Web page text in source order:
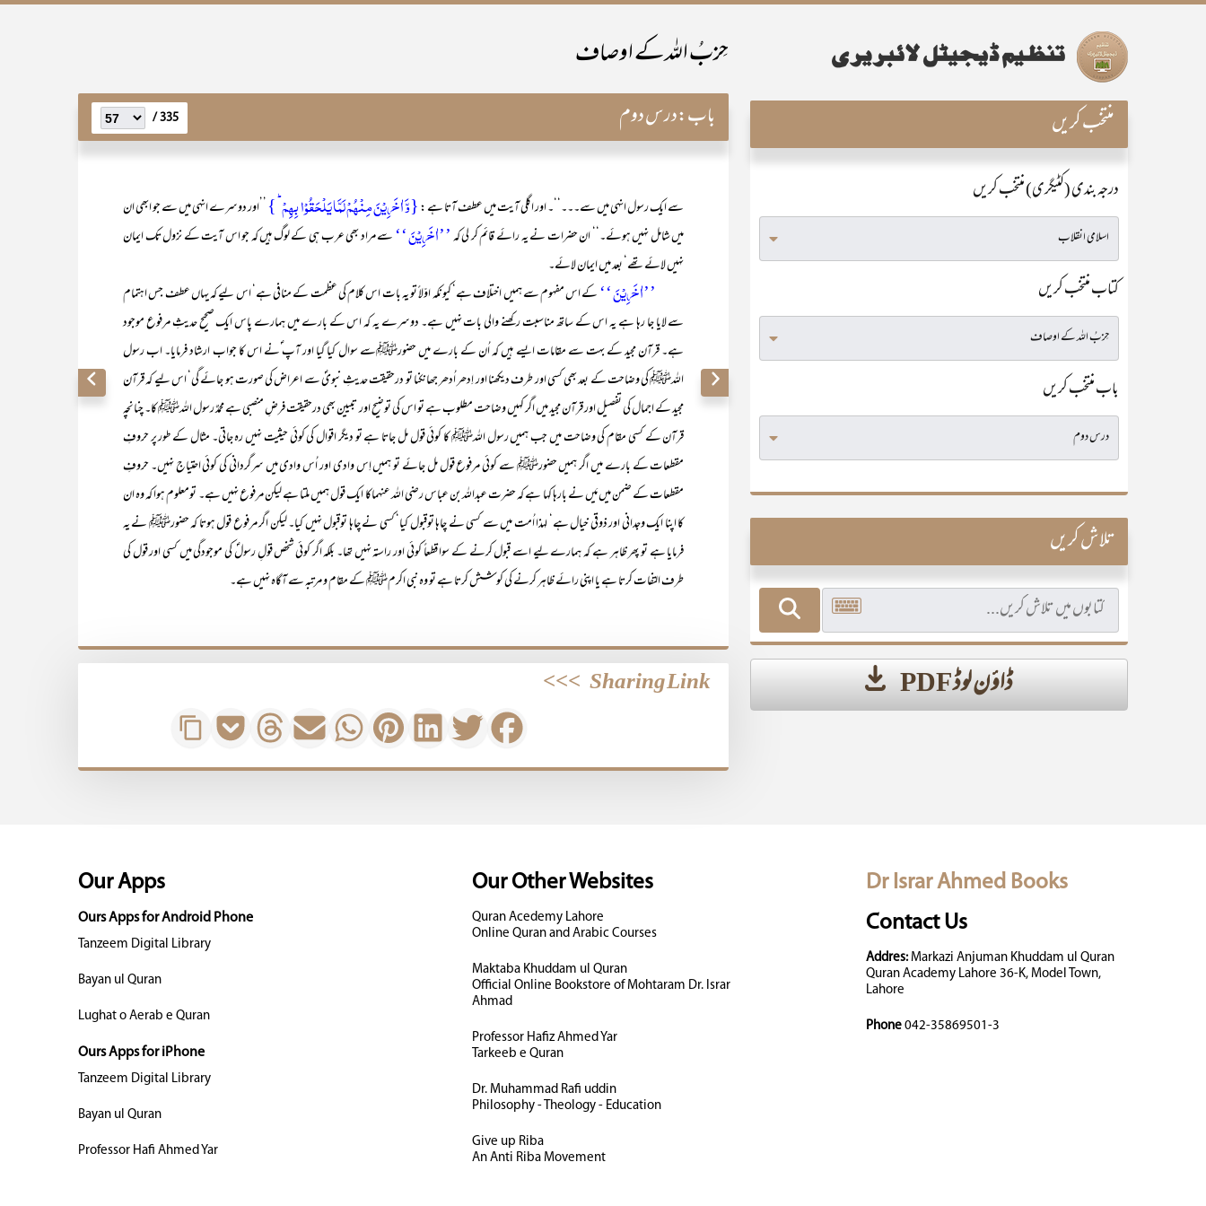
حِزبُ اللہ کے اوصاف
باب:درس دوم 335 /
سے ایک رسول انہی میں سے۔۔۔‘‘۔ اور اگلی آیت میں عطف آتا ہے :{وَّ اٰخَرِیۡنَ مِنۡہُمۡ لَمَّا یَلۡحَقُوۡا بِہِمۡ ؕ } ’’اور دوسرے انہی میں سے جو ابھی ان
میں شامل نہیں ہوئے۔‘‘ ان حضرات نے یہ رائے قائم کر لی کہ’’اٰخَرِیۡنَ ‘‘سے مراد بھی عرب ہی کے لوگ ہیں کہ جو اس آیت کے نزول تک ایمان
نہیں لائے تھے‘ بعد میں ایمان لائے۔
’’اٰخَرِیۡنَ ‘‘کے اس مفہوم سے ہمیں اختلاف ہے‘ کیونکہ اوّلاً تو یہ بات اس کلام کی عظمت کے منافی ہے‘ اس لیے کہ یہاں عطف جس اہتمام
سے لایا جا رہا ہے یہ اس کے ساتھ مناسبت رکھنے والی بات نہیں ہے۔ دوسرے یہ کہ اس کے بارے میں ہمارے پاس ایک صحیح حدیثِ مرفوع موجود
ہے۔ قرآن مجید کے بہت سے مقامات ایسے ہیں کہ اُن کے بارے میں حضورﷺسے سوال کیا گیا اور آپ ؐنے اس کا جواب ارشاد فرمایا۔ اب رسول
اللہﷺ کی وضاحت کے بعد بھی کسی اور طرف دیکھنا اور اِدھر اُدھر جھانکنا تو درحقیقت حدیثِ نبویؐ سے اعراض کی صورت ہو جائے گی‘ اس لیے کہ قرآن
مجید کے اجمال کی تفصیل اور قرآن مجید میں اگر کہیں وضاحت مطلوب ہے تو اس کی توضیح اور تبیین بھی درحقیقت فرضِ منصبی ہے محمدٌ رسول اللہﷺ کا۔ چنانچہ
قرآن کے کسی مقام کی وضاحت میں جب ہمیں رسول اللہﷺ کا کوئی قول مل جاتا ہے تو دیگر اقوال کی کوئی حیثیت نہیں رہ جاتی۔ مثال کے طور پر حروفِ
مقطعات کے بارے میں اگر ہمیں حضورﷺ سے کوئی مرفوع قول مل جائے تو ہمیں اِس وادی اور اُس وادی میں سرگردانی کی کوئی احتیاج نہیں۔ حروفِ
مقطعات کے ضمن میں مَیں نے بارہا کہا ہے کہ حضرت عبداللہ بن عباس رضی اللہ عنہماکا ایک قول ہمیں ملتا ہے لیکن مرفوع نہیں ہے۔ تومعلوم ہوا کہ وہ ان
کا اپنا ایک وجدانی اور ذوقی خیال ہے‘ لہذا اُمت میں سے کسی نے چاہا توقبول کیا‘ کسی نے چاہا توقبول نہیں کیا۔ لیکن اگر مرفوع قول ہوتا کہ حضورﷺ نے یہ
فرمایا ہے تو پھر ظاہر ہے کہ ہمارے لیے اسے قبول کرنے کے سوا قطعاً کوئی اور راستہ نہیں تھا۔ بلکہ اگر کوئی شخص قولِ رسولؐ کی موجودگی میں کسی اور قول کی
طرف التفات کرتا ہے یا اپنی رائے ظاہر کرنے کی کوشش کرتا ہے تو وہ نبی اکرمﷺ کے مقام و مرتبہ سے آگاہ نہیں ہے۔
Sharing Link
>>>
منتخب کریں
درجہ بندی (کٹیگری) منتخب کریں
کتاب منتخب کریں
باب منتخب کریں
تلاش کریں
ڈاؤن لوڈ PDF
Dr Israr Ahmed Books
Contact Us
Addres:Markazi Anjuman Khuddam ul Quran
Quran Academy Lahore 36-K, Model Town,
Lahore
Phone 042-35869501-3
Our Other Websites
Quran Acedemy Lahore
Online Quran and Arabic Courses
Maktaba Khuddam ul Quran
Official Online Bookstore of Mohtaram Dr. Israr
Ahmad
Professor Hafiz Ahmed Yar
Tarkeeb e Quran
Dr. Muhammad Rafi uddin
Philosophy - Theology - Education
Give up Riba
An Anti Riba Movement
Our Apps
Ours Apps for Android Phone
Tanzeem Digital Library
Bayan ul Quran
Lughat o Aerab e Quran
Ours Apps for iPhone
Tanzeem Digital Library
Bayan ul Quran
Professor Hafi Ahmed Yar